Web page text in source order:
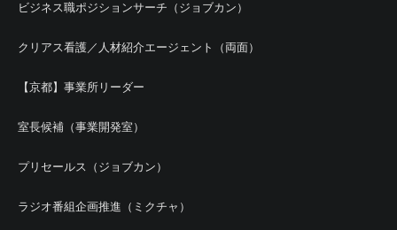
ビジネス職ポジションサーチ（ジョブカン）
クリアス看護／人材紹介エージェント（両面）
【京都】事業所リーダー
室長候補（事業開発室）
プリセールス（ジョブカン）
ラジオ番組企画推進（ミクチャ）